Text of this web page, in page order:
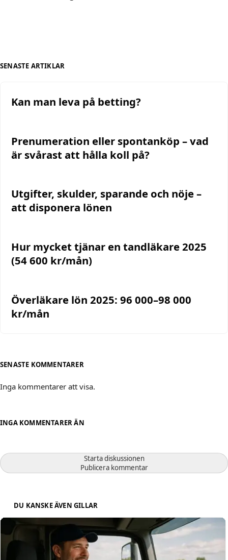
SENASTE ARTIKLAR
Kan man leva på betting?
Prenumeration eller spontanköp – vad
är svårast att hålla koll på?
Utgifter, skulder, sparande och nöje –
att disponera lönen
Hur mycket tjänar en tandläkare 2025
(54 600 kr/mån)
Överläkare lön 2025: 96 000–98 000
kr/mån
SENASTE KOMMENTARER
Inga kommentarer att visa.
INGA KOMMENTARER ÄN
Starta diskussionen
Publicera kommentar
DU KANSKE ÄVEN GILLAR